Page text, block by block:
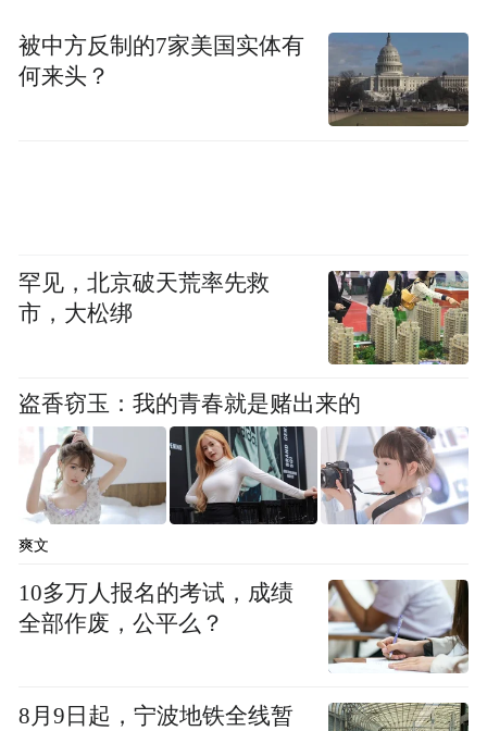
被中方反制的7家美国实体有
何来头？
罕见，北京破天荒率先救
市，大松绑
盗香窃玉：我的青春就是赌出来的
爽文
10多万人报名的考试，成绩
全部作废，公平么？
8月9日起，宁波地铁全线暂